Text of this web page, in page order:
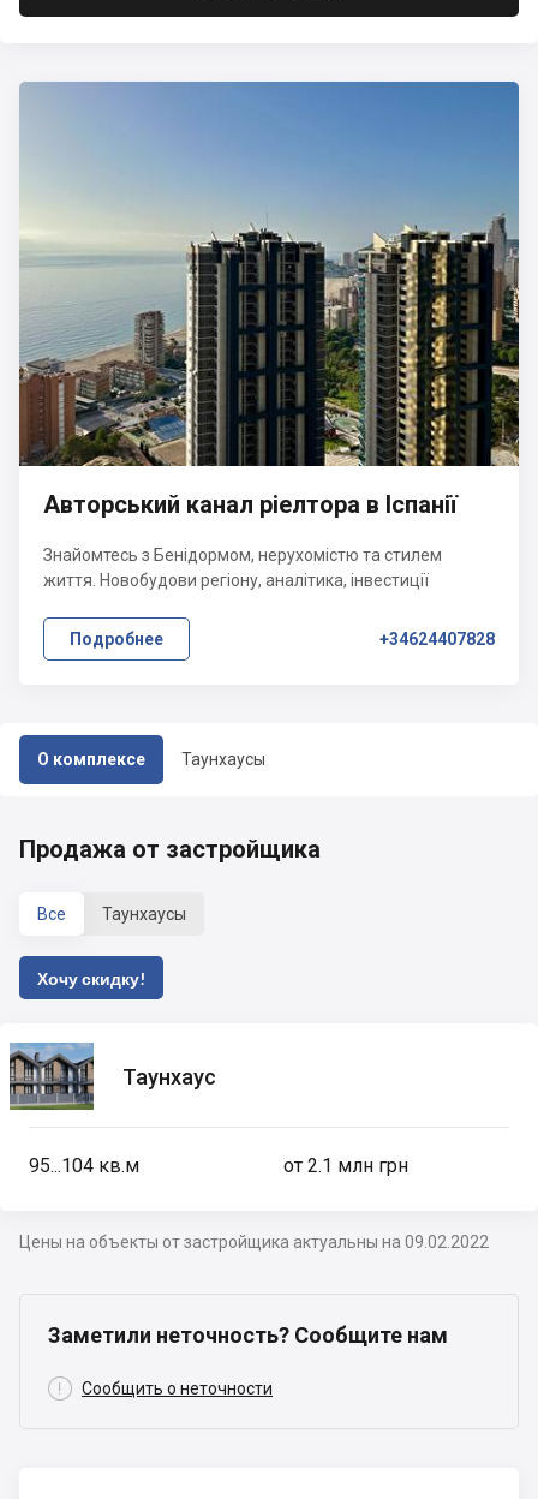
О комплексе Таунхаусы
Авторський канал ріелтора в Іспанії
Знайомтесь з Бенідормом, нерухомістю та стилем
життя. Новобудови регіону, аналітика, інвестиції
Подробнее +34624407828
Продажа от застройщика
Все Таунхаусы
Хочу скидку!
Таунхаус
95...104 кв.м от 2.1 млн грн
Цены на объекты от застройщика актуальны на 09.02.2022
Заметили неточность? Сообщите нам
 Сообщить о неточности